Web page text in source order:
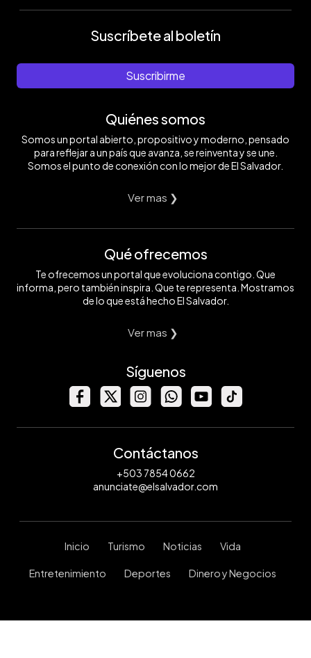
Suscríbete al boletín
Suscribirme
Quiénes somos
Somos un portal abierto, propositivo y moderno, pensado
para reflejar a un país que avanza, se reinventa y se une.
Somos el punto de conexión con lo mejor de El Salvador.
Ver mas ❯
Qué ofrecemos
Te ofrecemos un portal que evoluciona contigo. Que
informa, pero también inspira. Que te representa. Mostramos
de lo que está hecho El Salvador.
Ver mas ❯
Síguenos
Contáctanos
+503 7854 0662
anunciate@elsalvador.com
Inicio Turismo Noticias Vida
Entretenimiento Deportes Dinero y Negocios